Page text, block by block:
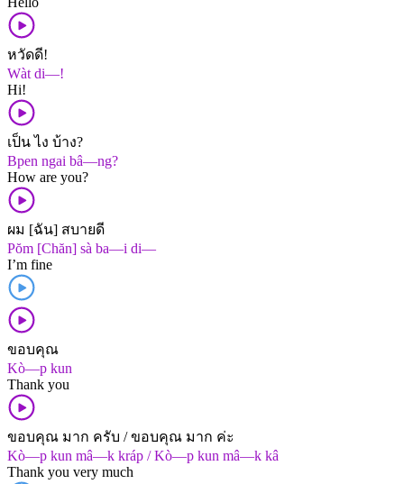
หวัดดี!
Wàt di—!
Hi!
เป็น ไง บ้าง?
Bpen ngai bâ—ng?
How are you?
ผม [ฉัน] สบายดี
Pŏm [Chăn] sà ba—i di—
I’m fine
ขอบคุณ
Kò—p kun
Thank you
ขอบคุณ มาก ครับ / ขอบคุณ มาก ค่ะ
Kò—p kun mâ—k kráp / Kò—p kun mâ—k kâ
Thank you very much